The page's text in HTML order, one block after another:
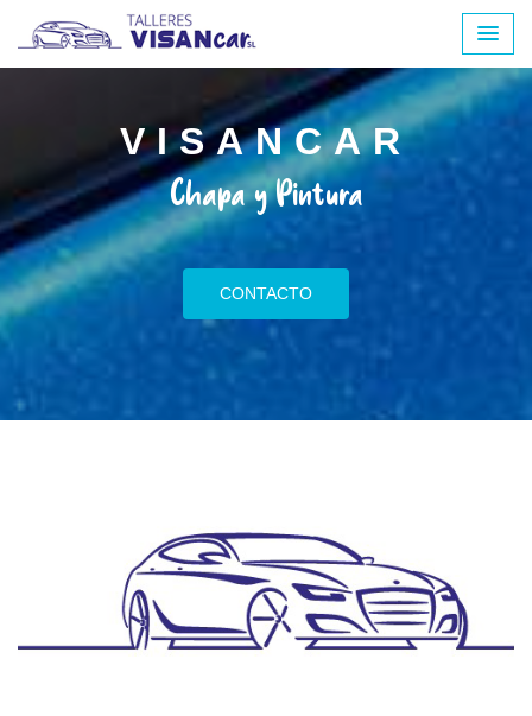
VISANCAR
Chapa y Pintura
CONTACTO